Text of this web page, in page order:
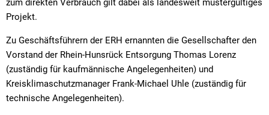
Projekt.
Zu Geschäftsführern der ERH ernannten die Gesellschafter den
Vorstand der Rhein-Hunsrück Entsorgung Thomas Lorenz
(zuständig für kaufmännische Angelegenheiten) und
Kreisklimaschutzmanager Frank-Michael Uhle (zuständig für
technische Angelegenheiten).